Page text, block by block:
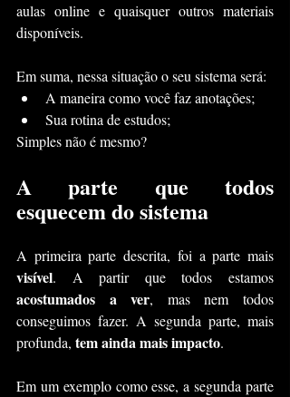
aulas online e quaisquer outros materiais
disponíveis.
Em suma, nessa situação o seu sistema será:
A maneira como você faz anotações;
Sua rotina de estudos;
Simples não é mesmo?
A parte que todos
esquecem do sistema
visível
acostumados a ver, mas nem todos
conseguimos fazer. A segunda parte, mais
profunda, tem ainda mais impacto.
Em um exemplo como esse, a segunda parte